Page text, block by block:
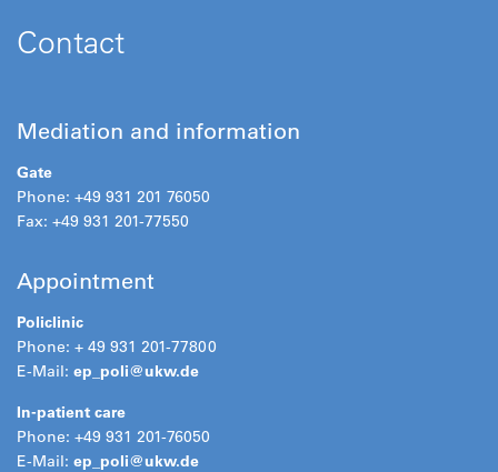
Contact
Mediation and information
Gate
Phone: +49 931 201 76050
Fax: +49 931 201-77550
Appointment
Policlinic
Phone: + 49 931 201-77800
E-Mail: ep_poli@ukw.de
In-patient care
Phone: +49 931 201-76050
E-Mail: ep_poli@ukw.de